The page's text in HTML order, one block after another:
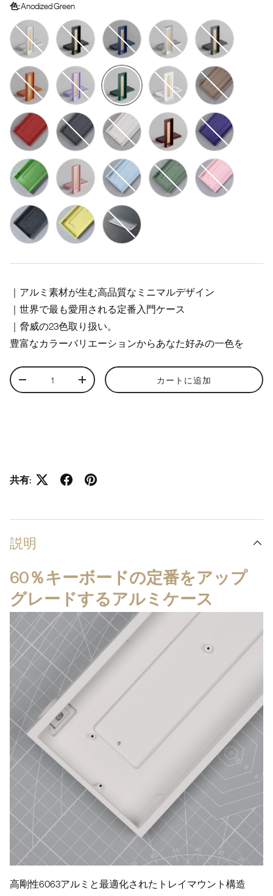
色:Anodized Green
E-coating WhiteAnodized BlackAnodized Dark BlueAnodized SilverAnodized Gray
E-coating OrangeE-coating PurpleAnodized GreenAcrylic New Anodized
New ※ E-coating RedNew ※ E-coating Meteorite Gray
New ※ E-coating White
Anodized MaroonAnodized Dark
Anodized Grass Green
E-coating PinkE-coating Baby blueE-coating AzureE-coating
E-coating MoonE-coating LemonRaw Acrylic
｜アルミ素材が生む高品質なミニマルデザイン
｜世界で最も愛用される定番入門ケース
｜脅威の23色取り扱い。
豊富なカラーバリエーションからあなた好みの一色を
数量
数量を減らす
数量を増やす カートに追加
共有:
説明
60％キーボードの定番をアップ
グレードするアルミケース
高剛性6063アルミと最適化されたトレイマウント構造